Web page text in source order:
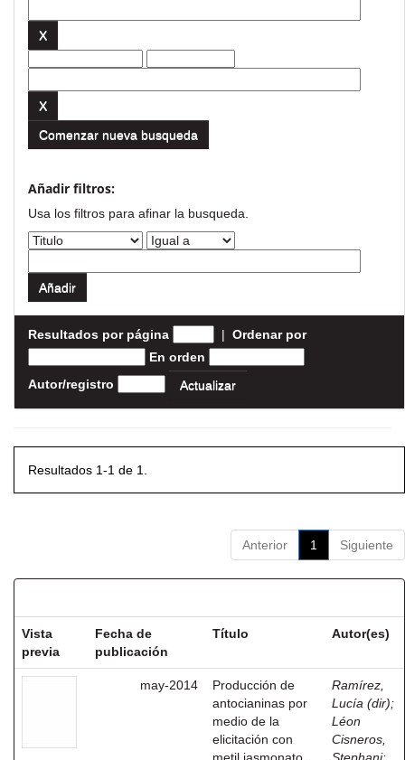
Comenzar nueva busqueda
Añadir filtros:
Usa los filtros para afinar la busqueda.
Resultados por página | Ordenar por
En orden
Autor/registro
Resultados 1-1 de 1.
Anterior 1 Siguiente
Vista
previa
Fecha de
publicación
Título Autor(es)
may-2014
Producción de
antocianinas por
medio de la
elicitación con
Ramírez,
Lucía (dir);
Léon
Cisneros,